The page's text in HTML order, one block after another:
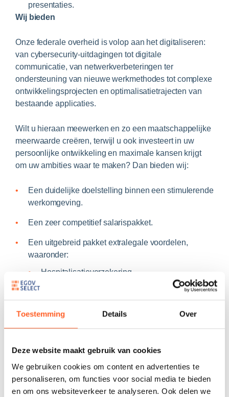
Toestemming Details Over
Deze website maakt gebruik van cookies
We gebruiken cookies om content en advertenties te
personaliseren, om functies voor social media te bieden
en om ons websiteverkeer te analyseren. Ook delen we
presentaties.
Wij bieden
Onze federale overheid is volop aan het digitaliseren:
van cybersecurity-uitdagingen tot digitale
communicatie, van netwerkverbeteringen ter
ondersteuning van nieuwe werkmethodes tot complexe
ontwikkelingsprojecten en optimalisatietrajecten van
bestaande applicaties.
Wilt u hieraan meewerken en zo een maatschappelijke
meerwaarde creëren, terwijl u ook investeert in uw
persoonlijke ontwikkeling en maximale kansen krijgt
om uw ambities waar te maken? Dan bieden wij:
Een duidelijke doelstelling binnen een stimulerende
werkomgeving.
Een zeer competitief salarispakket.
Een uitgebreid pakket extralegale voordelen,
waaronder:
Hospitalisatieverzekering
Mobiliteit
Pensioenfonds
telewerkmogelijkheden voor de meeste functies.
Kantoren die zeer goed bereikbaar zijn met het
openbaar vervoer.